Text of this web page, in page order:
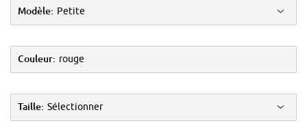
Modèle: Petite
Couleur: rouge
Taille: Sélectionner